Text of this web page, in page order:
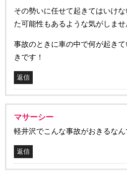
その勢いに任せて起きてはいけ
た可能性もあるような気がしませ
事故のときに車の中で何が起き
きです！
返信
マサーシー
軽井沢でこんな事故がおきるな
返信